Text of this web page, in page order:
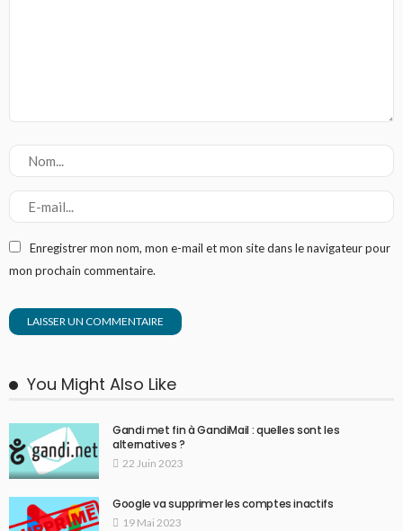
Enregistrer mon nom, mon e-mail et mon site dans le navigateur pour
mon prochain commentaire.
You Might Also Like
Gandi met fin à GandiMail : quelles sont les
alternatives ?
22 Juin 2023
Google va supprimer les comptes inactifs
19 Mai 2023